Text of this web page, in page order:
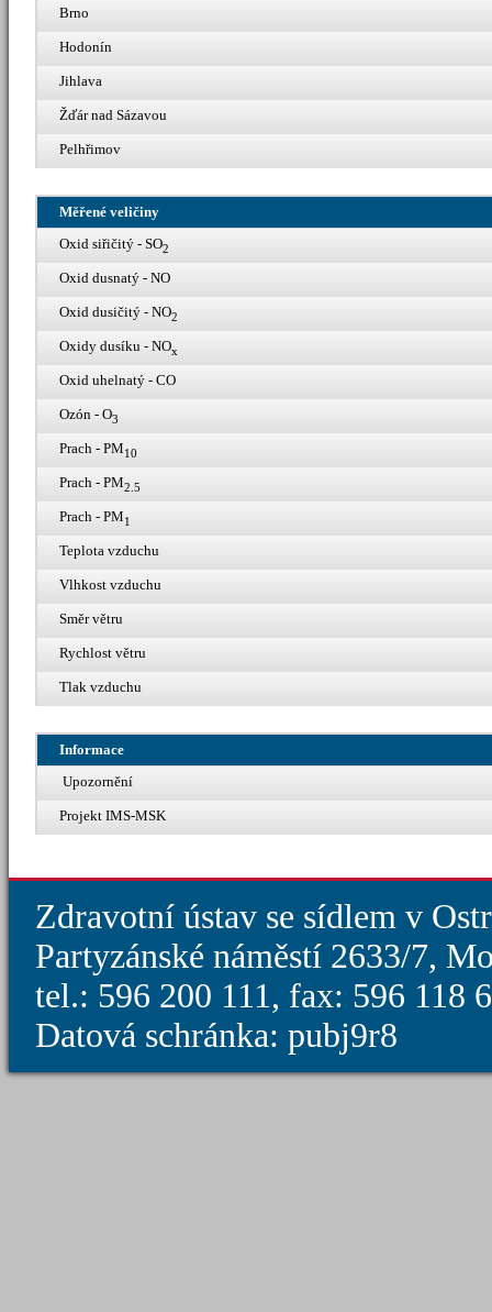
Brno
Hodonín
Jihlava
Žďár nad Sázavou
Pelhřimov
Měřené veličiny
Oxid siřičitý - SO2
Oxid dusnatý - NO
Oxid dusičitý - NO2
Oxidy dusíku - NOx
Oxid uhelnatý - CO
Ozón - O3
Prach - PM10
Prach - PM2.5
Prach - PM1
Teplota vzduchu
Vlhkost vzduchu
Směr větru
Rychlost větru
Tlak vzduchu
Informace
Upozornění
Projekt IMS-MSK
Zdravotní ústav se sídlem v
Partyzánské náměstí 2633/7,
tel.: 596 200 111, fax: 596 118
Datová schránka: pubj9r8